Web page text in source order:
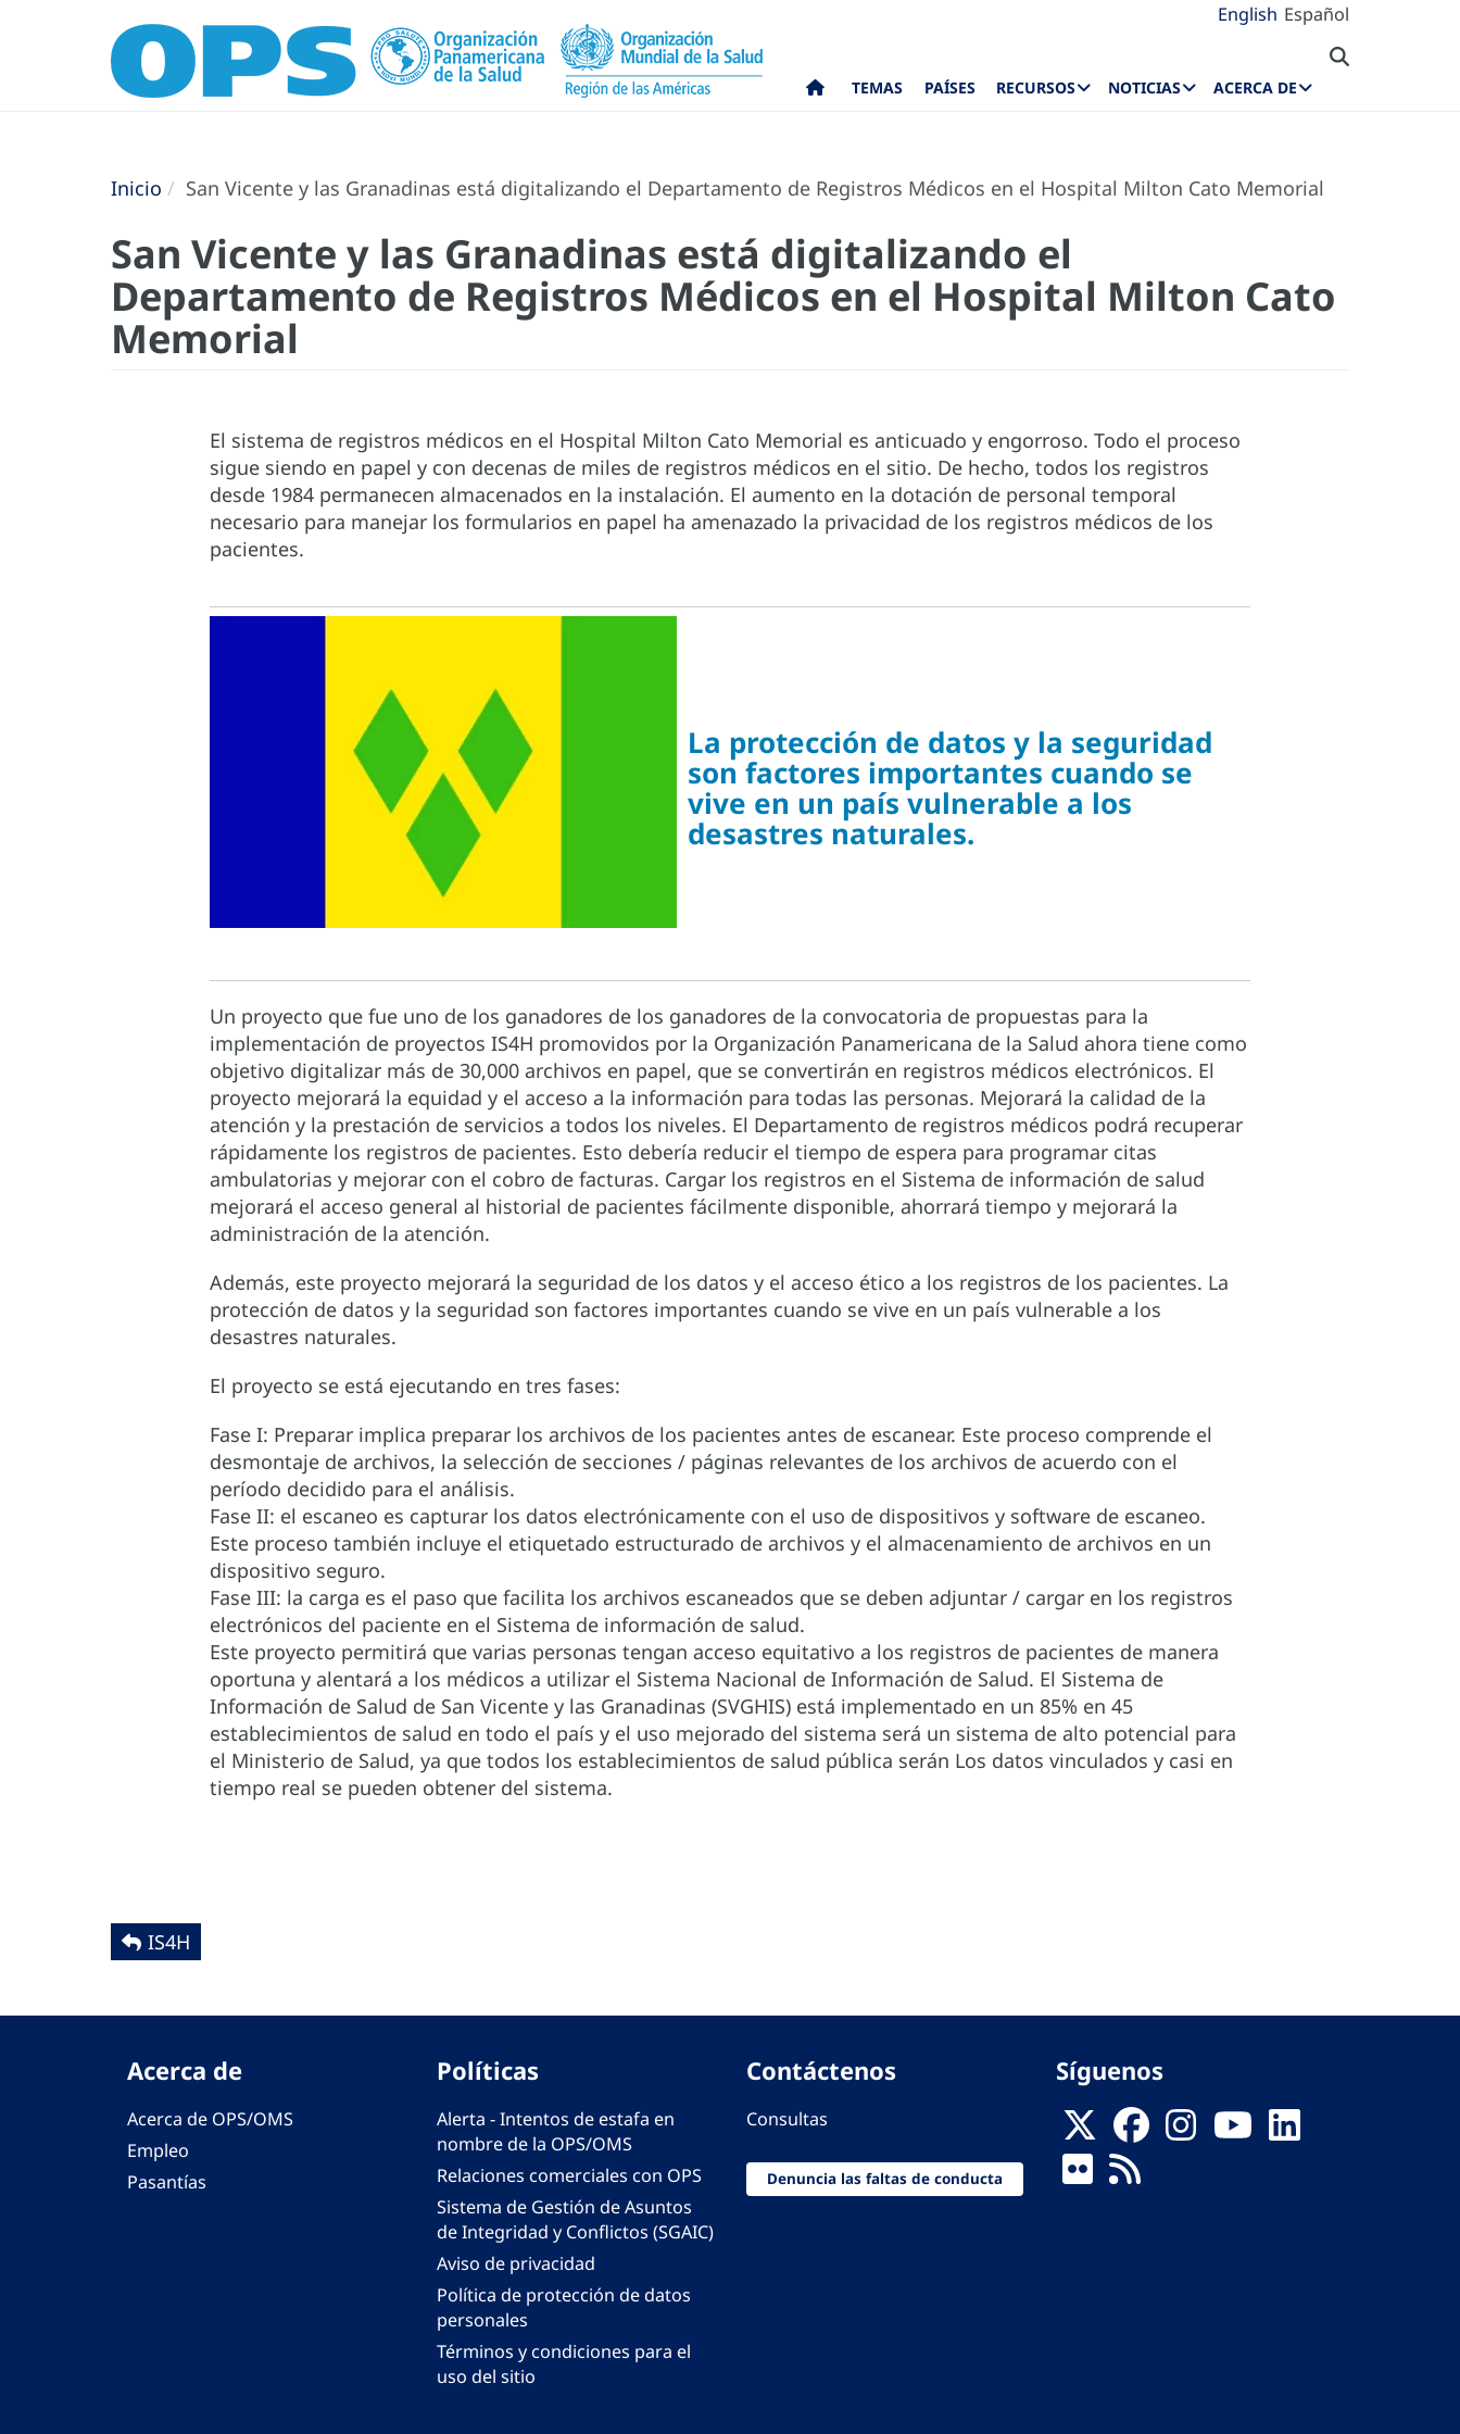
English Español
TEMAS PAÍSES RECURSOS NOTICIAS ACERCA DE
Inicio San Vicente y las Granadinas está digitalizando el Departamento de Registros Médicos en el Hospital Milton Cato Memorial
San Vicente y las Granadinas está digitalizando el
Departamento de Registros Médicos en el Hospital Milton Cato
Memorial
El sistema de registros médicos en el Hospital Milton Cato Memorial es anticuado y engorroso. Todo el proceso
sigue siendo en papel y con decenas de miles de registros médicos en el sitio. De hecho, todos los registros
desde 1984 permanecen almacenados en la instalación. El aumento en la dotación de personal temporal
necesario para manejar los formularios en papel ha amenazado la privacidad de los registros médicos de los
pacientes.
La protección de datos y la seguridad
son factores importantes cuando se
vive en un país vulnerable a los
desastres naturales.
Un proyecto que fue uno de los ganadores de los ganadores de la convocatoria de propuestas para la
implementación de proyectos IS4H promovidos por la Organización Panamericana de la Salud ahora tiene como
objetivo digitalizar más de 30,000 archivos en papel, que se convertirán en registros médicos electrónicos. El
proyecto mejorará la equidad y el acceso a la información para todas las personas. Mejorará la calidad de la
atención y la prestación de servicios a todos los niveles. El Departamento de registros médicos podrá recuperar
rápidamente los registros de pacientes. Esto debería reducir el tiempo de espera para programar citas
ambulatorias y mejorar con el cobro de facturas. Cargar los registros en el Sistema de información de salud
mejorará el acceso general al historial de pacientes fácilmente disponible, ahorrará tiempo y mejorará la
administración de la atención.
Además, este proyecto mejorará la seguridad de los datos y el acceso ético a los registros de los pacientes. La
protección de datos y la seguridad son factores importantes cuando se vive en un país vulnerable a los
desastres naturales.
El proyecto se está ejecutando en tres fases:
Fase I: Preparar implica preparar los archivos de los pacientes antes de escanear. Este proceso comprende el
desmontaje de archivos, la selección de secciones / páginas relevantes de los archivos de acuerdo con el
período decidido para el análisis.
Fase II: el escaneo es capturar los datos electrónicamente con el uso de dispositivos y software de escaneo.
Este proceso también incluye el etiquetado estructurado de archivos y el almacenamiento de archivos en un
dispositivo seguro.
Fase III: la carga es el paso que facilita los archivos escaneados que se deben adjuntar / cargar en los registros
electrónicos del paciente en el Sistema de información de salud.
Este proyecto permitirá que varias personas tengan acceso equitativo a los registros de pacientes de manera
oportuna y alentará a los médicos a utilizar el Sistema Nacional de Información de Salud. El Sistema de
Información de Salud de San Vicente y las Granadinas (SVGHIS) está implementado en un 85% en 45
establecimientos de salud en todo el país y el uso mejorado del sistema será un sistema de alto potencial para
el Ministerio de Salud, ya que todos los establecimientos de salud pública serán Los datos vinculados y casi en
tiempo real se pueden obtener del sistema.
IS4H
Acerca de
Acerca de OPS/OMS
Empleo
Pasantías
Políticas
Alerta - Intentos de estafa en
nombre de la OPS/OMS
Relaciones comerciales con OPS
Sistema de Gestión de Asuntos
de Integridad y Conflictos (SGAIC)
Aviso de privacidad
Política de protección de datos
personales
Términos y condiciones para el
uso del sitio
Contáctenos
Consultas
Denuncia las faltas de conducta
Síguenos